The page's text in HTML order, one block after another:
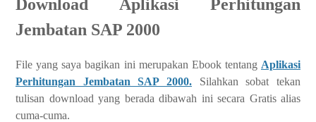
Download Aplikasi Perhitungan
Jembatan SAP 2000
File yang saya bagikan ini merupakan Ebook tentang Aplikasi
Perhitungan Jembatan SAP 2000. Silahkan sobat tekan
tulisan download yang berada dibawah ini secara Gratis alias
cuma-cuma.